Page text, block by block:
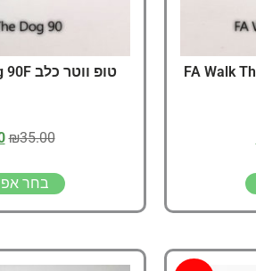
טופ ווטר כלב FA Walk The Dog 90F
₪35.00
בחר